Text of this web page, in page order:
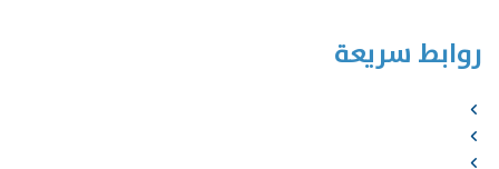
روابط سريعة